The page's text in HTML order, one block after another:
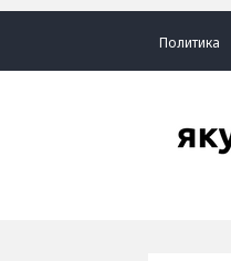
Политика